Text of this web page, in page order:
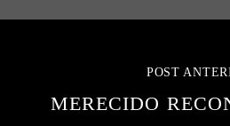
POST
MERECIDO